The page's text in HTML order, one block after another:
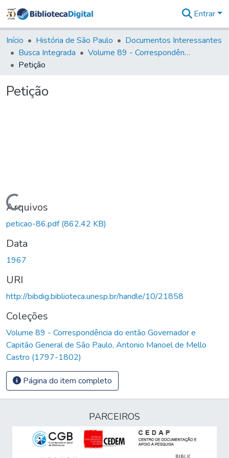
&
Coleções
Tudo na
Entrar
Início História de São Paulo
Documentos Interessantes
Busca Integrada
Volume 89 - Correspondência do então Governador e Capitão General de São Paulo, Antonio Manoel de Mello Castro (1797-1802)
Petição
Petição
Carregando...
Arquivos
peticao-86.pdf(862,42 KB)
Data
1967
URI
http://bibdig.biblioteca.unesp.br/handle/10/21858
Coleções
Volume 89 - Correspondência do então Governador e
Capitão General de São Paulo, Antonio Manoel de Mello
Castro (1797-1802)
Página do item completo
PARCEIROS